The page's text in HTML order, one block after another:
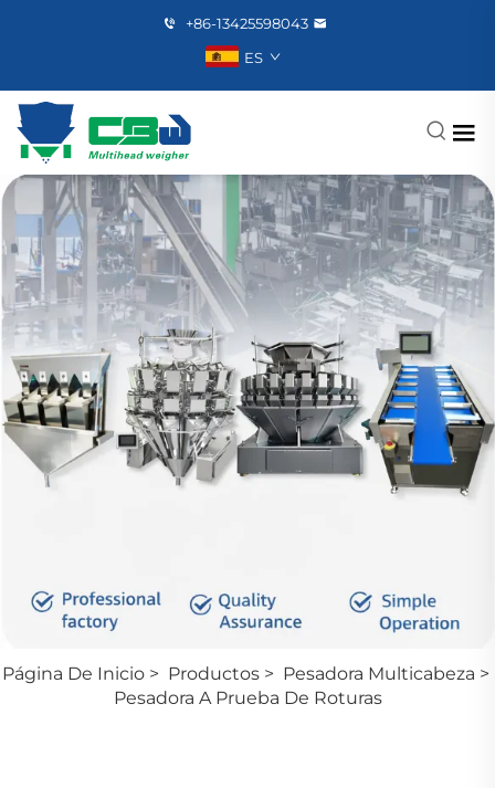
+86-13425598043
ES
Página De Inicio> Productos> Pesadora Multicabeza >
Pesadora A Prueba De Roturas